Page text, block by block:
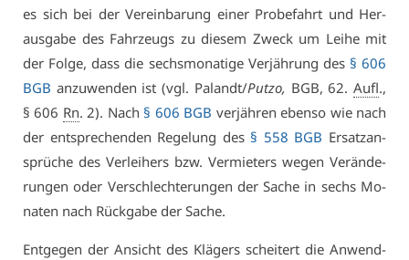
es sich bei der Ver­ein­ba­rung ei­ner Pro­be­fahrt und Her­
aus­ga­be des Fahr­zeugs zu die­sem Zweck um Lei­he mit
der Fol­ge, dass die sechs­mo­na­ti­ge Ver­jäh­rung des § 606
BGB an­zu­wen­den ist (vgl. Pa­landt/Putzo, BGB, 62.Aufl.,
§ 606 Rn. 2). Nach § 606 BGB ver­jäh­ren eben­so wie nach
der ent­spre­chen­den Re­ge­lung des § 558 BGB Er­satz­an­
sprü­che des Ver­lei­hers bzw. Ver­mie­ters we­gen Ver­än­de­
run­gen oder Ver­schlech­te­run­gen der Sa­che in sechs Mo­
na­ten nach Rück­ga­be der Sa­che.
Ent­ge­gen der An­sicht des Klä­gers schei­tert die An­wend­